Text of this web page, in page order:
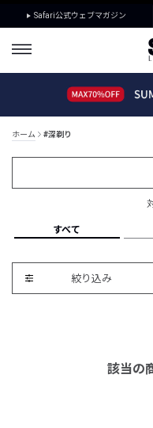
Safari公式ウェブマガジン
ホーム #深剃り
すべて
絞り込み
該当の